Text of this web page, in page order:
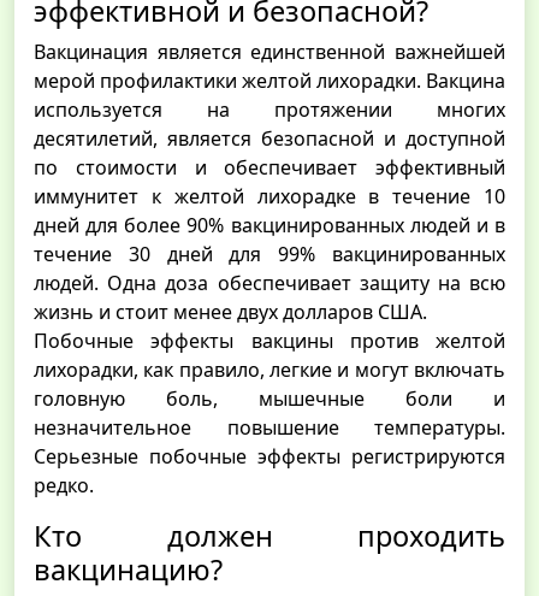
эффективной и безопасной?
Вакцинация является единственной важнейшей
мерой профилактики желтой лихорадки. Вакцина
используется на протяжении многих
десятилетий, является безопасной и доступной
по стоимости и обеспечивает эффективный
иммунитет к желтой лихорадке в течение 10
дней для более 90% вакцинированных людей и в
течение 30 дней для 99% вакцинированных
людей. Одна доза обеспечивает защиту на всю
жизнь и стоит менее двух долларов США.
Побочные эффекты вакцины против желтой
лихорадки, как правило, легкие и могут включать
головную боль, мышечные боли и
незначительное повышение температуры.
Серьезные побочные эффекты регистрируются
редко.
Кто должен проходить
вакцинацию?